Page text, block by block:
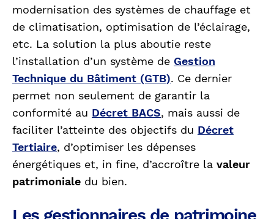
modernisation des systèmes de chauffage et
de climatisation, optimisation de l’éclairage,
etc. La solution la plus aboutie reste
l’installation d’un système de Gestion
Technique du Bâtiment (GTB). Ce dernier
permet non seulement de garantir la
conformité au Décret BACS, mais aussi de
faciliter l’atteinte des objectifs du Décret
Tertiaire, d’optimiser les dépenses
énergétiques et, in fine, d’accroître la valeur
patrimoniale du bien.
Les gestionnaires de patrimoine